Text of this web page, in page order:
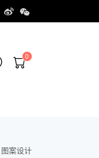
图案设计